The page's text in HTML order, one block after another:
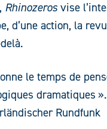
Rhinozeros vise
d’une action, la
le temps de
dramatiques ».
Rundfunk